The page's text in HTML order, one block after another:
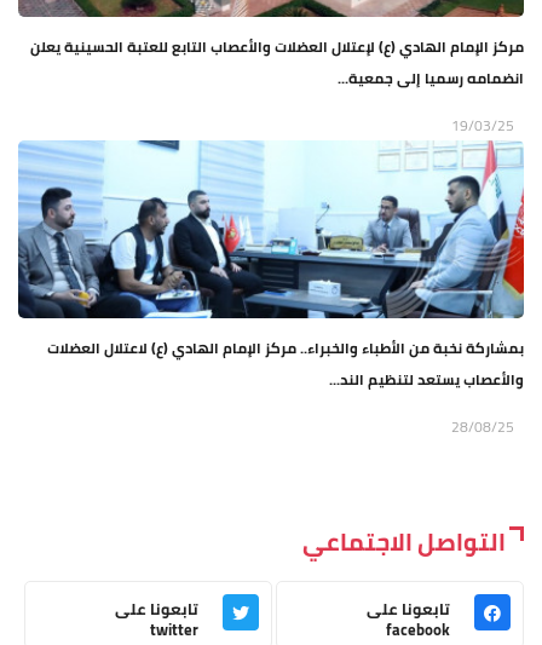
مركز الإمام الهادي (ع) لإعتلال العضلات والأعصاب التابع للعتبة الحسينية يعلن
انضمامه رسميا إلى جمعية...
19/03/25
بمشاركة نخبة من الأطباء والخبراء.. مركز الإمام الهادي (ع) لاعتلال العضلات
والأعصاب يستعد لتنظيم الند...
28/08/25
التواصل الاجتماعي
تابعونا على
facebook
تابعونا على
twitter